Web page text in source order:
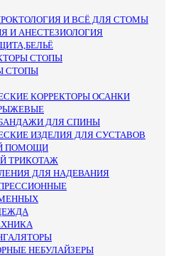
И ВСЁ ДЛЯ СТОМЫ
И АНЕСТЕЗИОЛОГИЯ
СТОПЫ
СТОПЫ
КОРРЕКТОРЫ ОСАНКИ
ДЛЯ СПИНЫ
ИЗДЕЛИЯ ДЛЯ СУСТАВОВ
ПОМОЩИ
ТРИКОТАЖ
ДЛЯ НАДЕВАНИЯ
НЕБУЛАЙЗЕРЫ